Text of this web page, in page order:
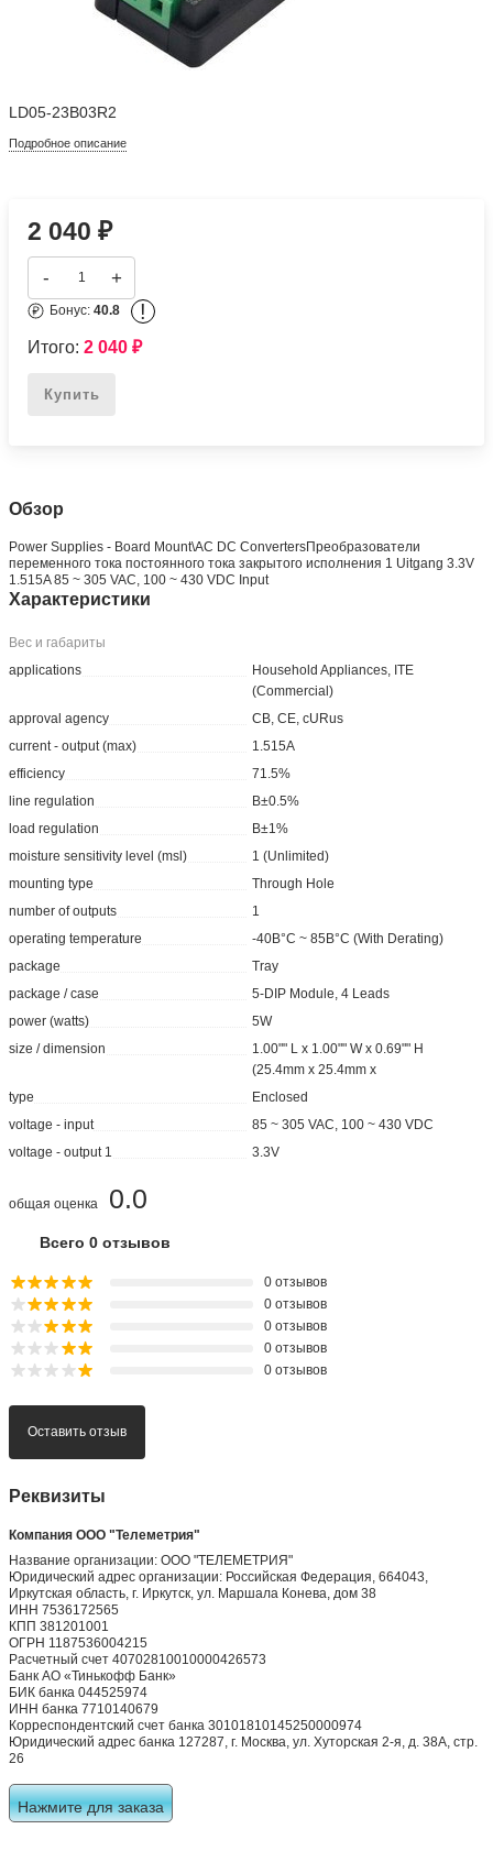
LD05-23B03R2
Подробное описание
2 040₽
- +
Бонус:40.8 !
Итого:2 040₽
Купить
Обзор
Power Supplies - Board Mount\AC DC ConvertersПреобразователи
переменного тока постоянного тока закрытого исполнения 1 Uitgang 3.3V
1.515A 85 ~ 305 VAC, 100 ~ 430 VDC Input
Характеристики
Вес и габариты
applications
Household Appliances, ITE
(Commercial)
approval agency
CB, CE, cURus
current - output (max)
1.515A
efficiency
71.5%
line regulation
В±0.5%
load regulation
В±1%
moisture sensitivity level (msl)
1 (Unlimited)
mounting type
Through Hole
number of outputs
1
operating temperature
-40В°C ~ 85В°C (With Derating)
package
Tray
package / case
5-DIP Module, 4 Leads
power (watts)
5W
size / dimension
1.00"" L x 1.00"" W x 0.69"" H
(25.4mm x 25.4mm x
type
Enclosed
voltage - input
85 ~ 305 VAC, 100 ~ 430 VDC
voltage - output 1
3.3V
0.0
общая оценка
Всего 0 отзывов
0 отзывов
0 отзывов
0 отзывов
0 отзывов
0 отзывов
Оставить отзыв
Реквизиты
Компания ООО "Телеметрия"
Название организации: ООО "ТЕЛЕМЕТРИЯ"
Юридический адрес организации: Российская Федерация, 664043,
Иркутская область, г. Иркутск, ул. Маршала Конева, дом 38
ИНН 7536172565
КПП 381201001
ОГРН 1187536004215
Расчетный счет 40702810010000426573
Банк АО «Тинькофф Банк»
БИК банка 044525974
ИНН банка 7710140679
Корреспондентский счет банка 30101810145250000974
Юридический адрес банка 127287, г. Москва, ул. Хуторская 2-я, д. 38А, стр.
26
Нажмите для заказа